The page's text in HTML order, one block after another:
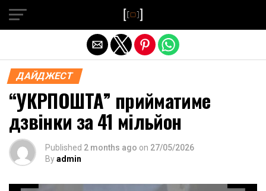
ДАЙДЖЕСТ
“УКРПОШТА” прийматиме
дзвінки за 41 мільйон
Published 2 months ago on 27/05/2026
Byadmin
Exit mobile version